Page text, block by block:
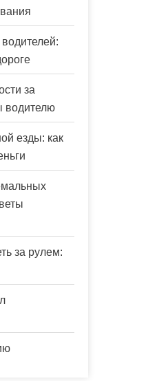
за
водителю
езды: как
за рулем: